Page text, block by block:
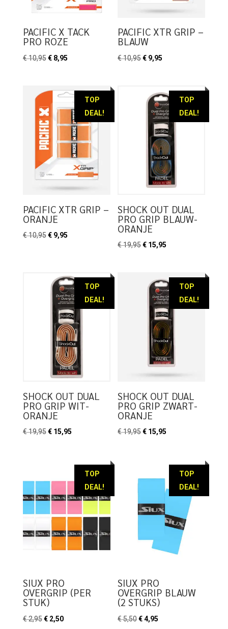
PACIFIC X TACK
PRO ROZE
€10,95 Oorspronkelijke
€ 10,95.
€8,95Huidige
€ 8,95.
PACIFIC XTR GRIP –
BLAUW
€10,95Oorspronkelijke
€ 10,95.
€ 9,95
€ 9,95.
TOP
DEAL!
PACIFIC XTR GRIP –
ORANJE
€10,95 Oorspronkelijke
€ 10,95.
€9,95Huidige
€ 9,95.
TOP
DEAL!
SHOCK OUT DUAL
PRO GRIP BLAUW-
ORANJE
€19,95Oorspronkelijke
€ 19,95.
€ 15,95
€ 15,95.
TOP
DEAL!
SHOCK OUT DUAL
PRO GRIP WIT-
ORANJE
€19,95 Oorspronkelijke
€15,95Huidige
€ 15,95.
TOP
DEAL!
SHOCK OUT DUAL
PRO GRIP ZWART-
ORANJE
€19,95Oorspronkelijke
€ 15,95
€ 15,95.
TOP
DEAL!
SIUX PRO
OVERGRIP (PER
STUK)
€2,95 Oorspronkelijke
€2,50Huidige
TOP
DEAL!
SIUX PRO
OVERGRIP BLAUW
(2 STUKS)
€5,50Oorspronkelijke
€4,95